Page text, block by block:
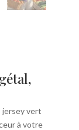
jersey vert
à votre